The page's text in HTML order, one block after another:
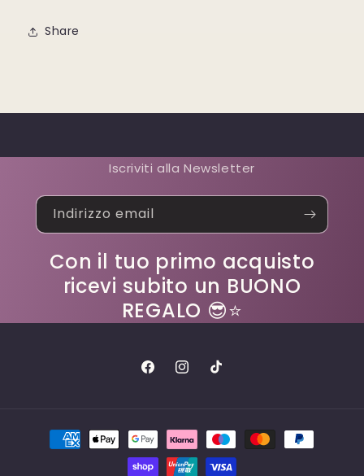
Share
Iscriviti alla Newsletter
Indirizzo email
Con il tuo primo acquisto
ricevi subito un BUONO
REGALO 😎⭐
FacebookInstagram
TikTok
Metodi